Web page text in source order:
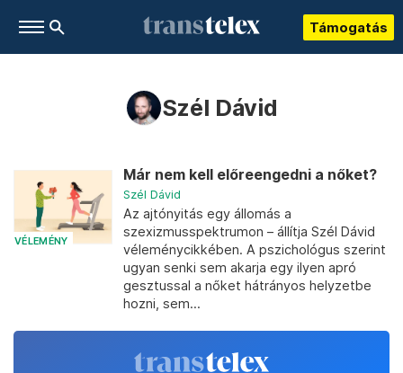
Támogatás
Szél Dávid
VÉLEMÉNY
Már nem kell előreengedni a nőket?
Szél Dávid
Az ajtónyitás egy állomás a
szexizmusspektrumon – állítja Szél Dávid
véleménycikkében. A pszichológus szerint
ugyan senki sem akarja egy ilyen apró
gesztussal a nőket hátrányos helyzetbe
hozni, sem...